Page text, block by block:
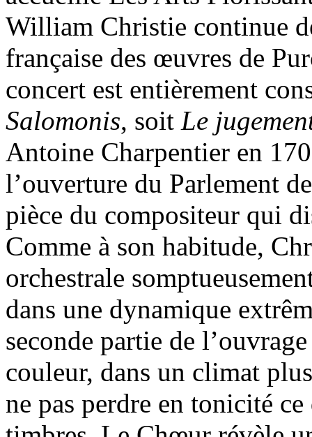
William Christie continue
française des œuvres de
concert est entièrement
Salomonis, soit Le
Antoine Charpentier en
l’ouverture du Parlement
pièce du compositeur qui
Comme à son habitude,
orchestrale
dans une dynamique
seconde partie de
couleur, dans un climat
ne pas perdre en tonicité